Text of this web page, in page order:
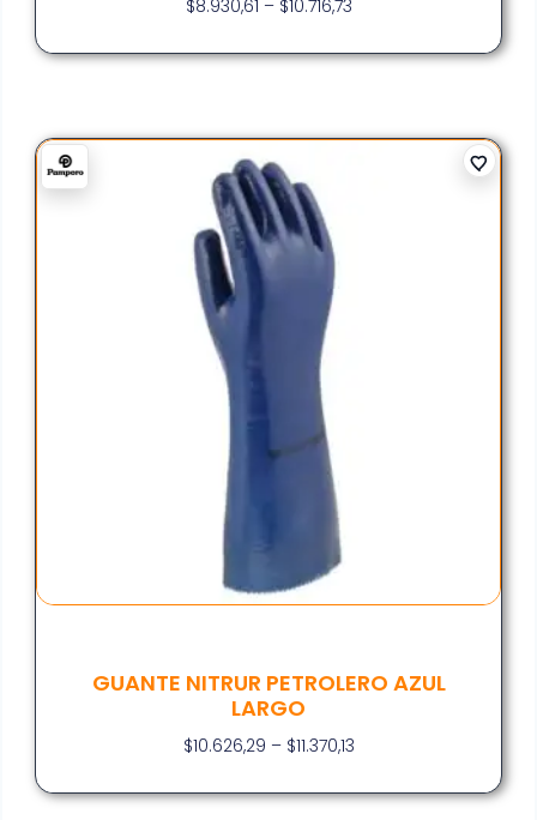
$8.930,61 – $10.716,73
GUANTE NITRUR PETROLERO AZUL
LARGO
$10.626,29 – $11.370,13